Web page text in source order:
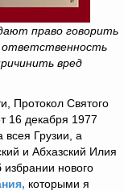
право говорить
ответственность
вред
Протокол Святого
16 декабря 1977
всея Грузии, а
и Абхазский Илия
нового
которыми я